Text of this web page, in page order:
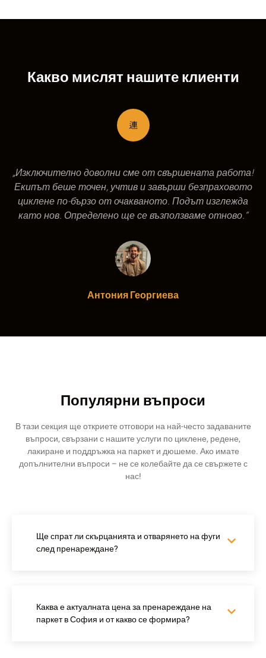
Какво мислят нашите клиенти
„Изключително доволни сме от свършената работа!
Екипът беше точен, учтив и завърши безпраховото
циклене по-бързо от очакваното. Подът изглежда
като нов. Определено ще се възползваме отново.“
Антония Георгиева
Популярни въпроси
В тази секция ще откриете отговори на най-често задаваните
въпроси, свързани с нашите услуги по циклене, редене,
лакиране и поддръжка на паркет и дюшеме. Ако имате
допълнителни въпроси – не се колебайте да се свържете с
нас!
Ще спрат ли скърцанията и отварянето на фуги
след пренареждане?
Каква е актуалната цена за пренареждане на
паркет в София и от какво се формира?